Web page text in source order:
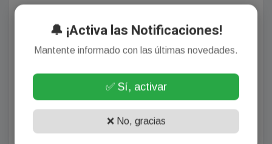
🔔 ¡Activa las Notificaciones!
Mantente informado con las últimas novedades.
✅ Sí, activar
❌ No, gracias